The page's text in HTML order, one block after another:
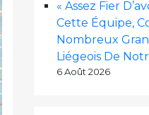
« Assez Fier
Cette Équipe,
Nombreux
Liégeois De
6 Août 2026